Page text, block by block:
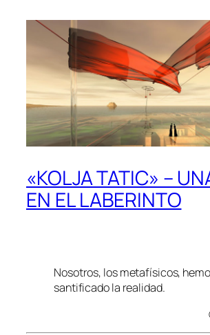
«KOLJA TATIC» –
EN EL LABERINTO
Nosotros, los metafísicos,
santificado la realidad.